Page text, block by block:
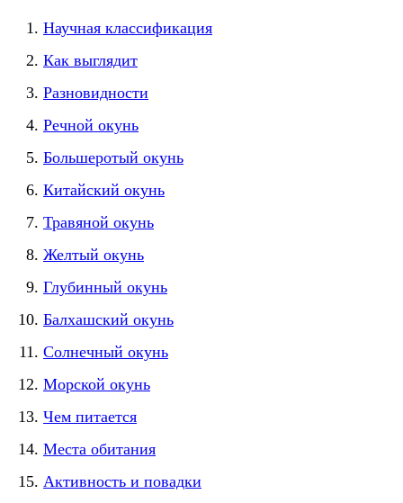
Научная классификация
Как выглядит
Разновидности
Речной окунь
Большеротый окунь
Китайский окунь
Травяной окунь
Желтый окунь
Глубинный окунь
Балхашский окунь
Солнечный окунь
Морской окунь
Чем питается
Места обитания
Активность и повадки